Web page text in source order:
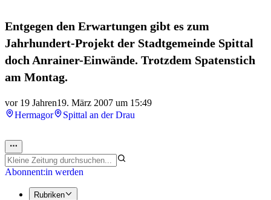
Entgegen den Erwartungen gibt es zum
Jahrhundert-Projekt der Stadtgemeinde Spittal
doch Anrainer-Einwände. Trotzdem Spatenstich
am Montag.
vor 19 Jahren19. März 2007 um 15:49
Hermagor
Spittal an der Drau
Abonnent:in werden
Rubriken